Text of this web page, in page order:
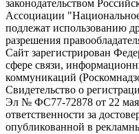
законодательством
Ассоциации
подлежат использованию
разрешения
Сайт зарегистрирован
сфере связи,
коммуникаций
Свидетельство о
Эл № ФС77-72878 от 22 мая
ответственности за
опубликованной в